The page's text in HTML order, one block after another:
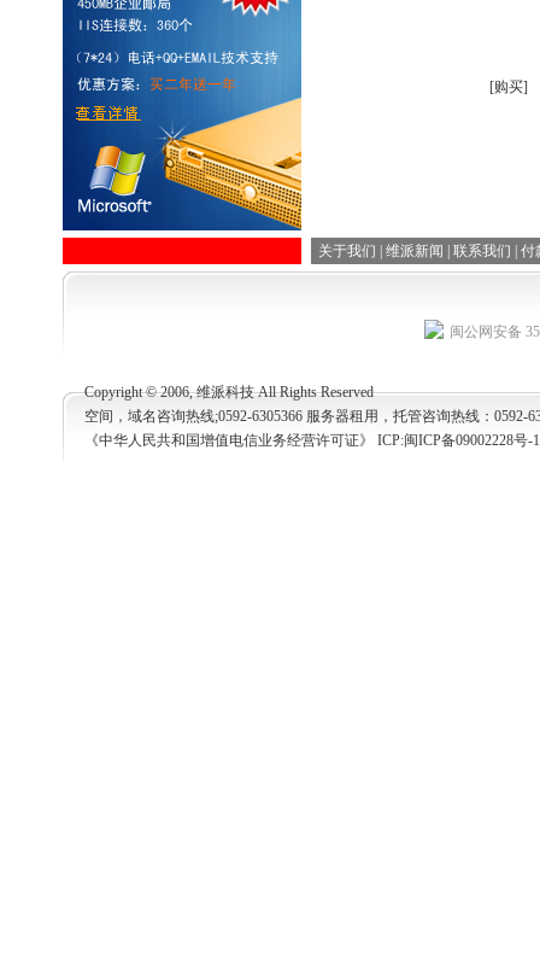
[购买]
关于我们 维派新闻 联系我们 付
闽公网安备
Copyright © 2006, 维派科技 All Rights Reserved
空间，域名咨询热线;0592-6305366 服务器租用，托管咨询热线：0592-
《中华人民共和国增值电信业务经营许可证》 ICP:闽ICP备09002228号-1